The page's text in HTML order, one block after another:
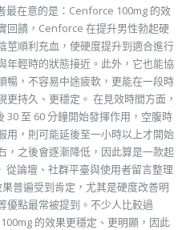
最在意的是：Cenforce 100mg 的效
回饋，Cenforce 在提升男性勃起硬
莖順利充血，使硬度提升到適合進行
年輕時的狀態接近。此外，它也能協
暢，不容易中途疲軟，更能在一段時
持久、更穩定。 在見效時間方面，
30 至 60 分鐘開始發揮作用，空腹時
用，則可能延後至一小時以上才開始
，之後會逐漸降低，因此算是一款起
從論壇、社群平臺與使用者留言整理
普遍受到肯定，尤其是硬度改善明
優點最常被提到。不少人比較過
的效果更穩定、更明顯，因此